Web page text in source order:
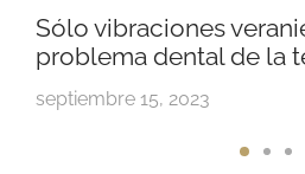
Sólo vibraciones
problema dental de la
septiembre 15, 2023